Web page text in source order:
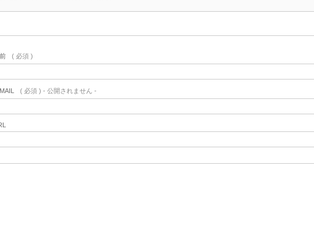
( 必須 )
( 必須 ) - 公開されません -